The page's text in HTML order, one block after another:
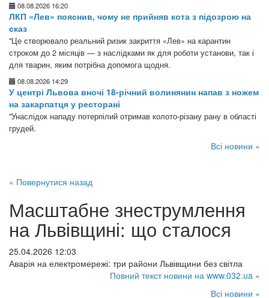
08.08.2026 16:20
ЛКП «Лев» пояснив, чому не прийняв кота з підозрою на
сказ
"Це створювало реальний ризик закриття «Лев» на карантин
строком до 2 місяців — з наслідками як для роботи установи, так і
для тварин, яким потрібна допомога щодня.
08.08.2026 14:29
У центрі Львова вночі 18-річний волинянин напав з ножем
на закарпатця у ресторані
"Унаслідок нападу потерпілий отримав колото-різану рану в області
грудей.
Всі новини »
« Повернутися назад
Масштабне знеструмлення
на Львівщині: що сталося
25.04.2026 12:03
Аварія на електромережі: три райони Львівщини без світла
Повний текст новини на www.032.ua »
Всі новини »